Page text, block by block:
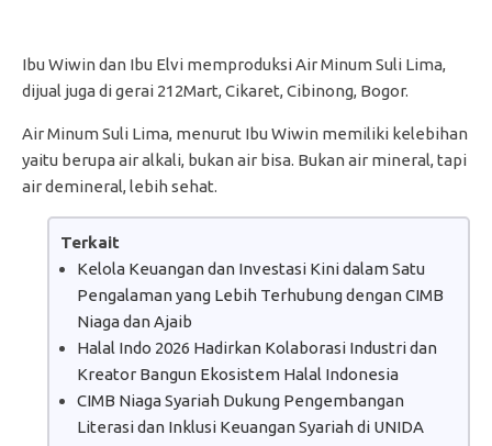
Ibu Wiwin dan Ibu Elvi memproduksi Air Minum Suli Lima,
dijual juga di gerai 212Mart, Cikaret, Cibinong, Bogor.
Air Minum Suli Lima, menurut Ibu Wiwin memiliki kelebihan
yaitu berupa air alkali, bukan air bisa. Bukan air mineral, tapi
air demineral, lebih sehat.
Terkait
Kelola Keuangan dan Investasi Kini dalam Satu
Pengalaman yang Lebih Terhubung dengan CIMB
Niaga dan Ajaib
Halal Indo 2026 Hadirkan Kolaborasi Industri dan
Kreator Bangun Ekosistem Halal Indonesia
CIMB Niaga Syariah Dukung Pengembangan
Literasi dan Inklusi Keuangan Syariah di UNIDA